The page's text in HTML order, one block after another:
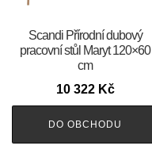
Scandi Přírodní dubový
pracovní stůl Maryt 120×60
cm
10 322 Kč
DO OBCHODU